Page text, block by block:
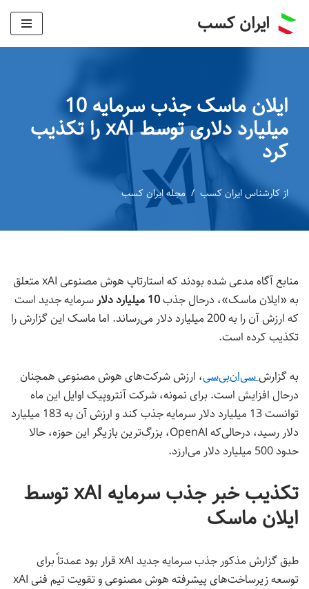
پرش
ایران کسب
ایلان ماسک جذب سرمایه 10
میلیارد دلاری توسط xAI را تکذیب
کرد
از کارشناس ایران کسب مجله ایران کسب
منابع آگاه مدعی شده بودند که استارتاپ هوش مصنوعی xAI متعلق
به «ایلان ماسک»، درحال جذب10 میلیارد دلار
سرمایه جدید است
که ارزش آن را به 200 میلیارد دلار می‌رساند. اما ماسک این گزارش را
تکذیب کرده است.
به گزارشسی‌ان‌بی‌سی، ارزش شرکت‌های هوش مصنوعی همچنان
درحال افزایش است. برای نمونه، شرکت آنتروپیک اوایل این ماه
توانست 13 میلیارد دلار سرمایه جذب کند و ارزش آن به 183 میلیارد
دلار رسید، درحالی‌که OpenAI، بزرگ‌ترین بازیگر این حوزه، حالا
حدود 500 میلیارد دلار می‌ارزد.
تکذیب خبر جذب سرمایه xAI توسط
ایلان ماسک
طبق گزارش مذکور جذب سرمایه جدید xAI قرار بود عمدتاً برای
توسعه زیرساخت‌های پیشرفته هوش مصنوعی و تقویت تیم فنی xAI